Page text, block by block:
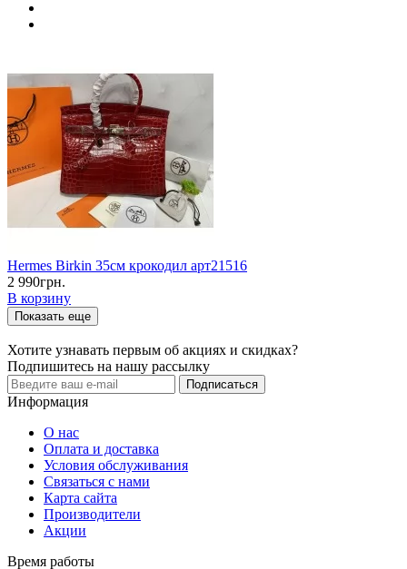
Hermes Birkin 35см крокодил арт21516
2 990грн.
В корзину
Показать еще
Хотите узнавать первым об акциях и скидках?
Подпишитесь на нашу рассылку
Подписаться
Информация
О нас
Оплата и доставка
Условия обслуживания
Связаться с нами
Карта сайта
Производители
Акции
Время работы